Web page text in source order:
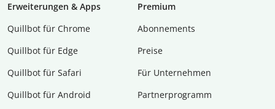
Erweiterungen & Apps
Quillbot für Chrome
Quillbot für Edge
Quillbot für Safari
Quillbot für Android
Premium
Abon­ne­ments
Preise
Für Unternehmen
Partnerprogramm